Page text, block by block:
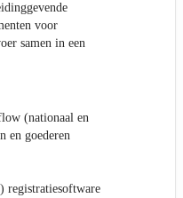
voor
samen in een
(nationaal en
en goederen
registratiesoftware